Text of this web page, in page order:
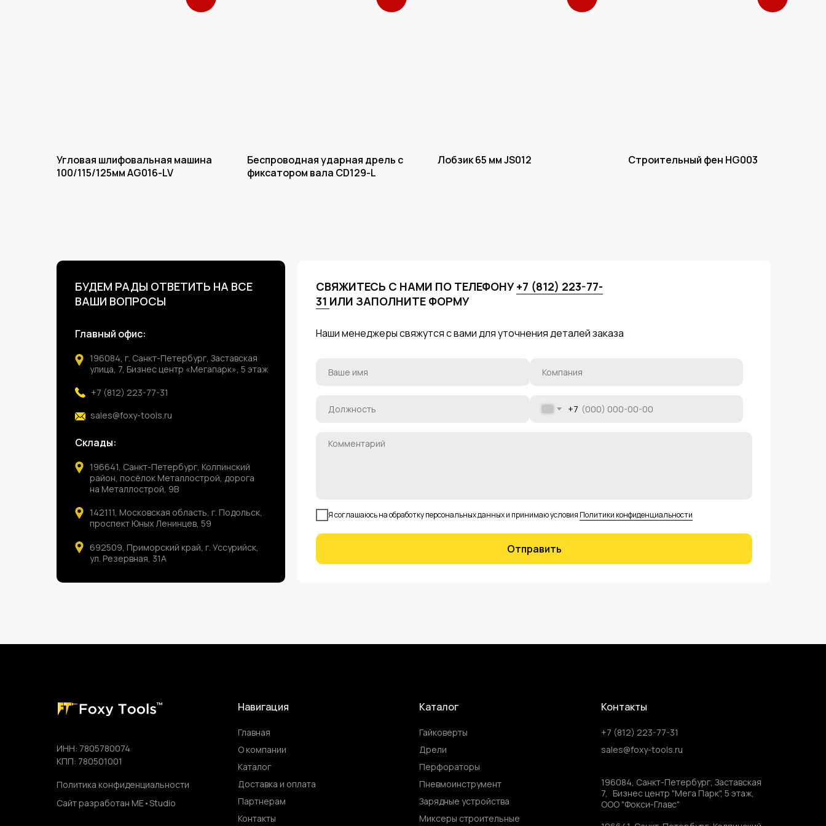
Угловая шлифовальная машина
100/115/125мм AG016-LV
Беспроводная ударная дрель с
фиксатором вала CD129-L
Лобзик 65 мм JS012 Строительный фен HG003
СВЯЖИТЕСЬ С НАМИ ПО ТЕЛЕФОНУ+7 (812) 223-77-
31 ИЛИ ЗАПОЛНИТЕ ФОРМУ
+7
Я соглашаюсь на обработку персональных данных и принимаю условия Политики конфиденциальности
Отправить
БУДЕМ РАДЫ ОТВЕТИТЬ НА ВСЕ
ВАШИ ВОПРОСЫ
196084, г. Санкт-Петербург, Заставская
улица, 7, Бизнес центр «Мегапарк», 5 этаж
+7 (812) 223-77-31
sales@foxy-tools.ru
142111, Московская область, г. Подольск,
проспект Юных Ленинцев, 59
692509, Приморский край, г. Уссурийск,
ул. Резервная, 31А
Склады:
196641, Санкт-Петербург, Колпинский
район, посёлок Металлострой, дорога
на Металлострой, 9В
Главный офис: Наши менеджеры свяжутся с вами для уточнения деталей заказа
О компании
Главная
sales@foxy-tools.ru
+7 (812) 223-77-31
Контакты
196084, Санкт-Петербург, Заставская
7, Бизнес центр "Мега Парк", 5 этаж,
ООО "Фокси-Главс"
Каталог
Доставка и оплата
Навигация
Партнерам
Контакты
Сайт разработан ME•Studio
ИНН: 7805780074
КПП: 780501001
Политика конфиденциальности
Дрели
Гайковерты
Перфораторы
Пневмоинструмент
Каталог
Миксеры строительные
Зарядные устройства